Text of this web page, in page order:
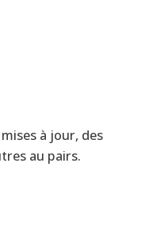
à jour, des
au pairs.